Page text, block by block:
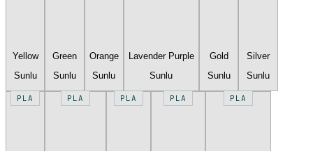
Yellow
Sunlu
Green
Sunlu
Orange
Sunlu
Lavender Purple
Sunlu
Gold
Sunlu
Silver
Sunlu
PLA PLA PLA PLA PLA